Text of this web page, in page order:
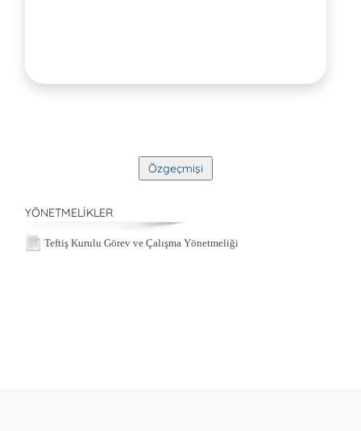
YÖNETMELİKLER
Teftiş Kurulu Görev ve Çalışma Yönetmeliği